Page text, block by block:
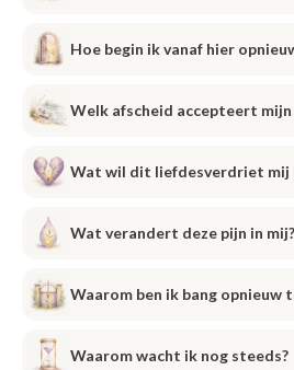
Hoe begin ik vanaf hier
Welk afscheid accepteert
Wat wil dit liefdesverdriet mij
Wat verandert deze pijn in mij?
Waarom ben ik bang opnieuw
Waarom wacht ik nog steeds?